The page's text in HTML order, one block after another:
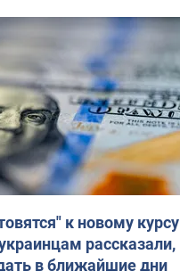
к новому курсу
рассказали,
в ближайшие дни